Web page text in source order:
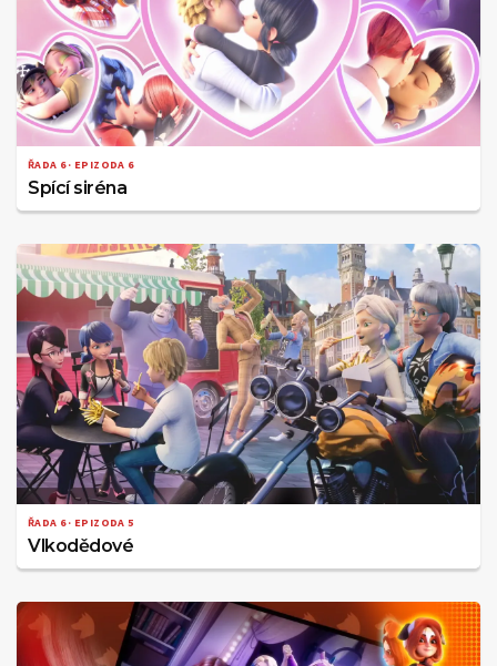
ŘADA 6 · EPIZODA 6
Spící siréna
ŘADA 6 · EPIZODA 5
Vlkodědové